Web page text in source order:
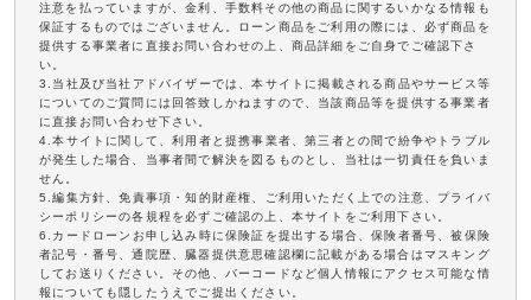
注意を払っていますが、金利、手数料その他の商品に関するいかなる情報も
保証するものではございません。ローン商品をご利用の際には、必ず商品を
提供する事業者に直接お問い合わせの上、商品詳細をご自身でご確認下さ
い。
3.当社及び当社アドバイザーでは、本サイトに掲載される商品やサービス等
についてのご質問には回答致しかねますので、当該商品等を提供する事業者
に直接お問い合わせ下さい。
4.本サイトに関して、利用者と提携事業者、第三者との間で紛争やトラブル
が発生した場合、当事者間で解決を図るものとし、当社は一切責任を負いま
せん。
5.編集方針、免責事項・知的財産権、ご利用いただく上での注意、プライバ
シーポリシーの各規程を必ずご確認の上、本サイトをご利用下さい。
6.カードローンお申し込み時に保険証を提出する場合、保険者番号、被保険
者記号・番号、通院歴、臓器提供意思確認欄に記載がある場合はマスキング
してお送りください。その他、バーコードなど個人情報にアクセス可能な情
報についても隠したうえでご提出ください。